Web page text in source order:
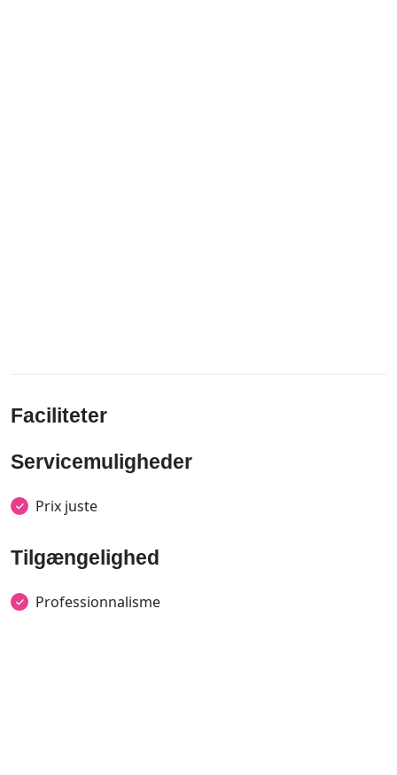
Faciliteter
Servicemuligheder
Prix juste
Tilgængelighed
Professionnalisme